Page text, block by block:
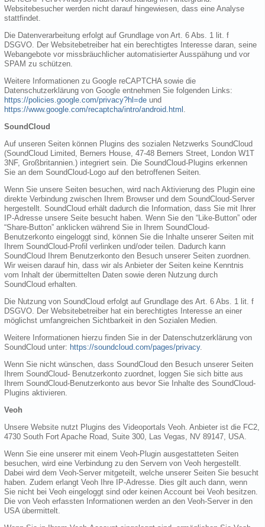
Websitebesucher werden nicht darauf hingewiesen, dass eine Analyse
stattfindet.
Die Datenverarbeitung erfolgt auf Grundlage von Art. 6 Abs. 1 lit. f
DSGVO. Der Websitebetreiber hat ein berechtigtes Interesse daran, seine
Webangebote vor missbräuchlicher automatisierter Ausspähung und vor
SPAM zu schützen.
Weitere Informationen zu Google reCAPTCHA sowie die
Datenschutzerklärung von Google entnehmen Sie folgenden Links:
https://policies.google.com/privacy?hl=de und
https://www.google.com/recaptcha/intro/android.html
SoundCloud
Auf unseren Seiten können Plugins des sozialen Netzwerks SoundCloud
(SoundCloud Limited, Berners House, 47-48 Berners Street, London W1T
3NF, Großbritannien.) integriert sein. Die SoundCloud-Plugins erkennen
Sie an dem SoundCloud-Logo auf den betroffenen Seiten.
Wenn Sie unsere Seiten besuchen, wird nach Aktivierung des Plugin eine
direkte Verbindung zwischen Ihrem Browser und dem SoundCloud-Server
hergestellt. SoundCloud erhält dadurch die Information, dass Sie mit Ihrer
IP-Adresse unsere Seite besucht haben. Wenn Sie den “Like-Button” oder
“Share-Button” anklicken während Sie in Ihrem SoundCloud-
Benutzerkonto eingeloggt sind, können Sie die Inhalte unserer Seiten mit
Ihrem SoundCloud-Profil verlinken und/oder teilen. Dadurch kann
SoundCloud Ihrem Benutzerkonto den Besuch unserer Seiten zuordnen.
Wir weisen darauf hin, dass wir als Anbieter der Seiten keine Kenntnis
vom Inhalt der übermittelten Daten sowie deren Nutzung durch
SoundCloud erhalten.
Die Nutzung von SoundCloud erfolgt auf Grundlage des Art. 6 Abs. 1 lit. f
DSGVO. Der Websitebetreiber hat ein berechtigtes Interesse an einer
möglichst umfangreichen Sichtbarkeit in den Sozialen Medien.
Weitere Informationen hierzu finden Sie in der Datenschutzerklärung von
SoundCloud unter: https://soundcloud.com/pages/privacy.
Wenn Sie nicht wünschen, dass SoundCloud den Besuch unserer Seiten
Ihrem SoundCloud- Benutzerkonto zuordnet, loggen Sie sich bitte aus
Ihrem SoundCloud-Benutzerkonto aus bevor Sie Inhalte des SoundCloud-
Plugins aktivieren.
Veoh
Unsere Website nutzt Plugins des Videoportals Veoh. Anbieter ist die FC2,
4730 South Fort Apache Road, Suite 300, Las Vegas, NV 89147, USA.
Wenn Sie eine unserer mit einem Veoh-Plugin ausgestatteten Seiten
besuchen, wird eine Verbindung zu den Servern von Veoh hergestellt.
Dabei wird dem Veoh-Server mitgeteilt, welche unserer Seiten Sie besucht
haben. Zudem erlangt Veoh Ihre IP-Adresse. Dies gilt auch dann, wenn
Sie nicht bei Veoh eingeloggt sind oder keinen Account bei Veoh besitzen.
Die von Veoh erfassten Informationen werden an den Veoh-Server in den
USA übermittelt.